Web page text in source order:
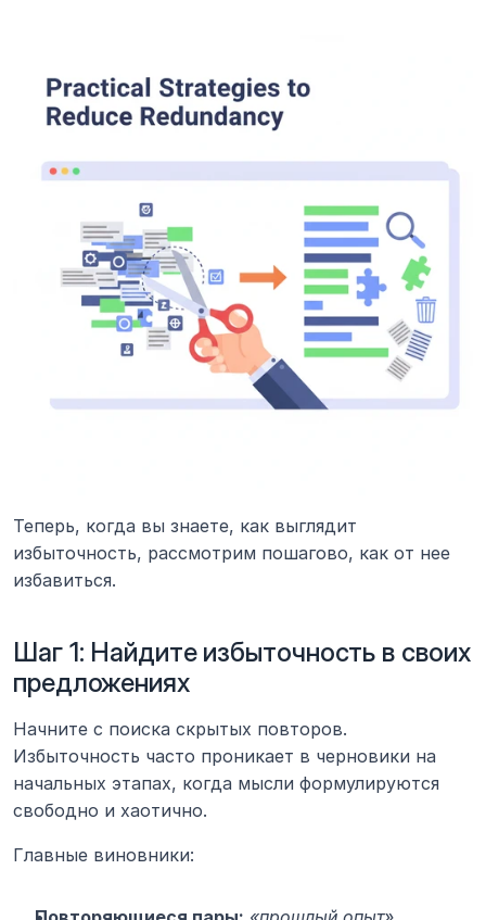
Теперь, когда вы знаете, как выглядит
избыточность, рассмотрим пошагово, как от нее
избавиться.
Шаг 1: Найдите избыточность в своих
предложениях
Начните с поиска скрытых повторов.
Избыточность часто проникает в черновики на
начальных этапах, когда мысли формулируются
свободно и хаотично.
Главные виновники: